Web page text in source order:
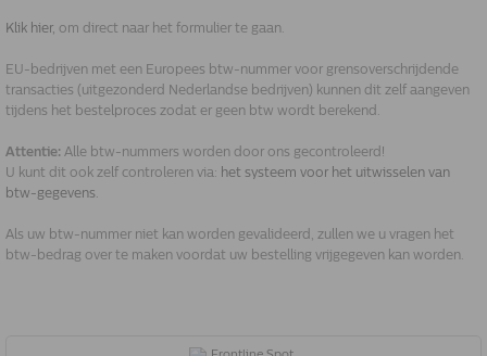
Klik hier, om direct naar het formulier te gaan.
EU-bedrijven met een Europees btw-nummer voor grensoverschrijdende
transacties (uitgezonderd Nederlandse bedrijven) kunnen dit zelf aangeven
tijdens het bestelproces zodat er geen btw wordt berekend.
Attentie: Alle btw-nummers worden door ons gecontroleerd!
U kunt dit ook zelf controleren via: het systeem voor het uitwisselen van
btw-gegevens.
Als uw btw-nummer niet kan worden gevalideerd, zullen we u vragen het
btw-bedrag over te maken voordat uw bestelling vrijgegeven kan worden.